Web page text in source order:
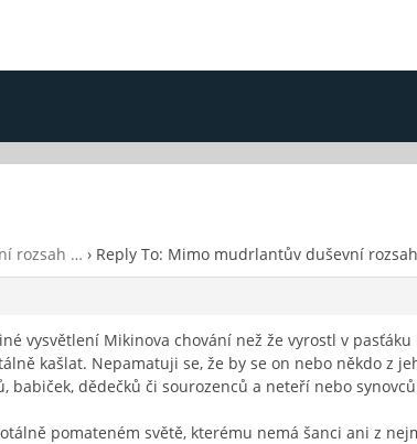
rozsah … › Reply To: Mimo mudrlantův duševní
vysvětlení Mikinova chování než že vyrostl v pasťáku
kašlat. Nepamatuji se, že by se on nebo někdo z
dědečků či sourozenců a neteří nebo
pomateném světě, kterému nemá šanci ani z